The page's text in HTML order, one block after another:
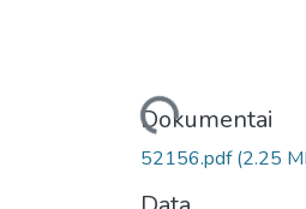
Įkeliama...
Dokumentai
52156.pdf(2.25